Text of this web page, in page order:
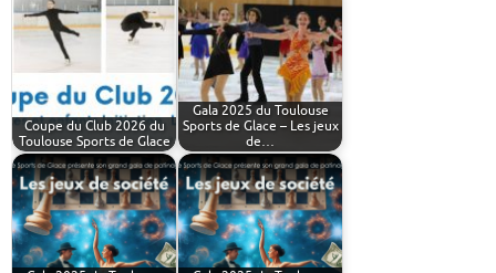
Coupe du Club 2026 du
Toulouse Sports de Glace
Gala 2025 du Toulouse
Sports de Glace – Les jeux
de…